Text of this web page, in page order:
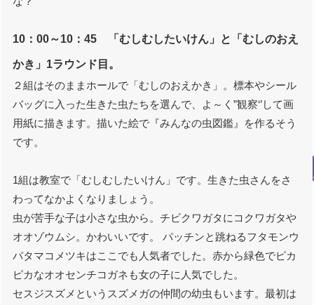
10：00～10：45 「むしむしたいけん」と「むしのおえ
かき」1ラウンド目。
２組はそのままホールで「むしのおえかき」。標本やシール
バッグに入った生きた虫たちを選んで、よ～く”観察‘’して画
用紙に描きます。描いた絵で『みんなの虫図鑑』を作るそう
です。
1組は教室で「むしむしたいけん」です。生きた虫さんをさ
わってなかよくなりましょう。
虫が苦手な子は小さな虫から。チビクワガタにコクワガタや
オオゾウムシ。かわいいです。 パッチンと跳ねるフタモンウ
バタマコメツキはここでも人気者でした。赤から緑色でピカ
ピカなオオセンチコガネも女の子に人気でした。
セスジスズメというスズメガの仲間の幼虫もいます。最初は